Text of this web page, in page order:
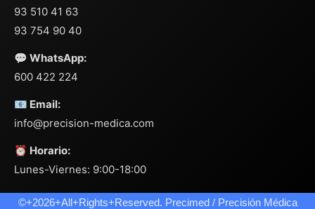
93 510 41 63
93 754 90 40
💬 WhatsApp:
600 422 224
📧 Email:
info@precision-medica.com
⏰ Horario:
Lunes-Viernes: 9:00-18:00
©+2026+All+Rights+Reserved. Precimed / Precisión Médica